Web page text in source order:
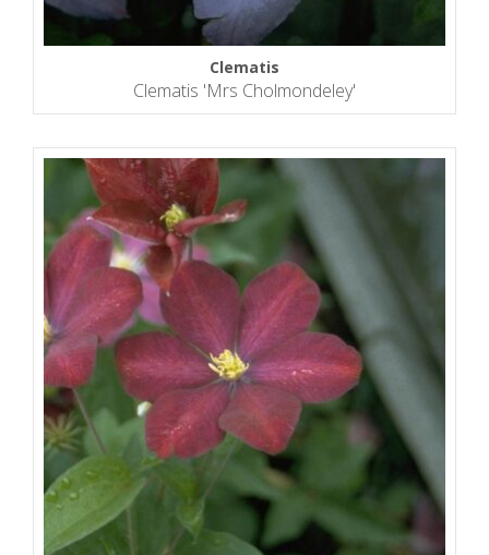
Clematis
Clematis 'Mrs Cholmondeley'